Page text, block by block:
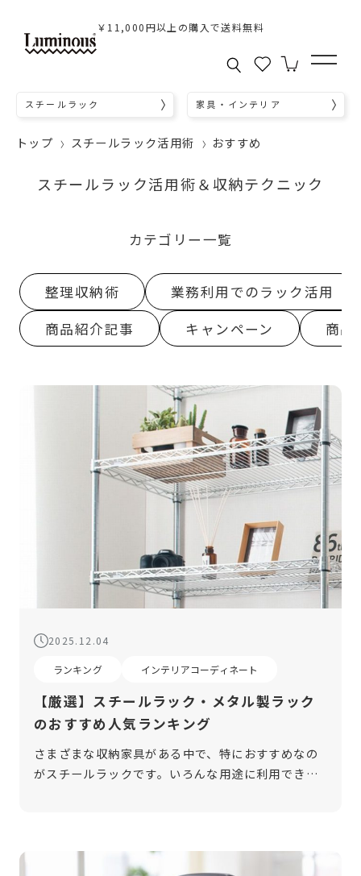
￥11,000円以上の購入で送料無料
スチールラック 家具・インテリア
トップ スチールラック活用術 おすすめ
スチールラック活用術＆収納テクニック
カテゴリー一覧
整理収納術
業務利用でのラック活用
商品紹介記事
キャンペーン 商品
2025.12.04
ランキング インテリアコーディネート
【厳選】スチールラック・メタル製ラック
のおすすめ人気ランキング
さまざまな収納家具がある中で、特におすすめなの
がスチールラックです。いろんな用途に利用でき、